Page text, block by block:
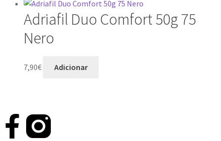
Adriafil Duo Comfort 50g 75
Nero
7,90€ Adicionar